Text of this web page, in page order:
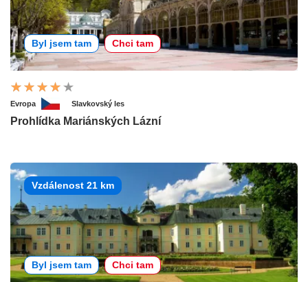
Byl jsem tam Chci tam
Evropa Slavkovský les
Prohlídka Mariánských Lázní
Vzdálenost 21 km
Byl jsem tam Chci tam